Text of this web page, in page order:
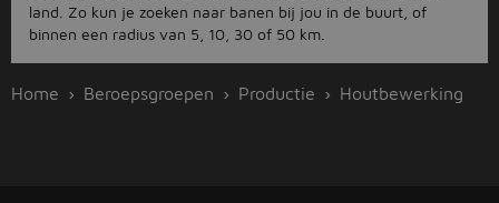
land. Zo kun je zoeken naar banen bij jou in de buurt, of
binnen een radius van 5, 10, 30 of 50 km.
Home Beroepsgroepen Productie Houtbewerking